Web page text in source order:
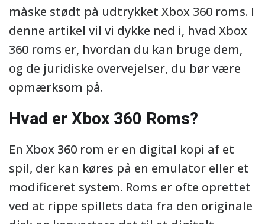
måske stødt på udtrykket Xbox 360 roms. I
denne artikel vil vi dykke ned i, hvad Xbox
360 roms er, hvordan du kan bruge dem,
og de juridiske overvejelser, du bør være
opmærksom på.
Hvad er Xbox 360 Roms?
En Xbox 360 rom er en digital kopi af et
spil, der kan køres på en emulator eller et
modificeret system. Roms er ofte oprettet
ved at rippe spillets data fra den originale